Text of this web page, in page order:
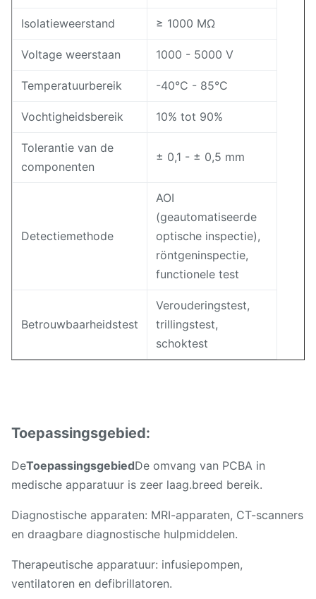
Isolatieweerstand ≥ 1000 MΩ
Voltage weerstaan 1000 - 5000 V
Temperatuurbereik -40°C - 85°C
Vochtigheidsbereik 10% tot 90%
Tolerantie van de
componenten
± 0,1 - ± 0,5 mm
Detectiemethode
AOI
(geautomatiseerde
optische inspectie),
röntgeninspectie,
functionele test
Betrouwbaarheidstest
Verouderingstest,
trillingstest,
schoktest
Toepassingsgebied:
DeToepassingsgebiedDe omvang van PCBA in
medische apparatuur is zeer laag.breed bereik.
Diagnostische apparaten: MRI-apparaten, CT-scanners
en draagbare diagnostische hulpmiddelen.
Therapeutische apparatuur: infusiepompen,
ventilatoren en defibrillatoren.